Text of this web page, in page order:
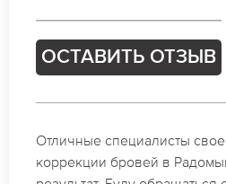
ОСТАВИТЬ ОТЗЫВ
Спасибо огромное.
в Радомышль. За 2 часа